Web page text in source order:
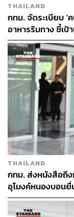
THAILAND
กทม. จัดระเบียบ ‘
อาหารริมทาง ชี้เ
THAILAND
กทม. ส่งหนังสือถึ
อุโมงค์หนองบอน
มั่นคง เร่งแก้บิ๊กโป